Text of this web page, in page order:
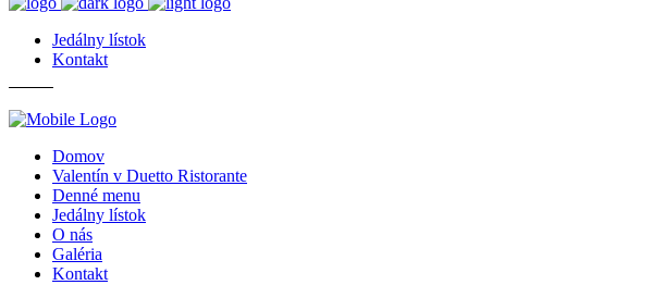
Jedálny lístok
Kontakt
Domov
Valentín v Duetto Ristorante
Denné menu
Jedálny lístok
O nás
Galéria
Kontakt